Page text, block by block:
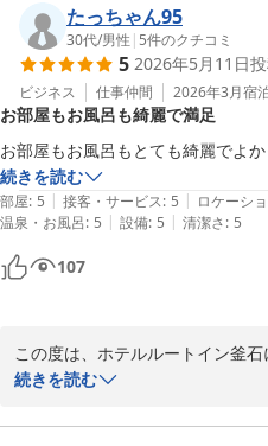
蛇口の仕様についてご使用時ご
ん。今後はご宿泊者様皆さまに
備面も改善して参りたいと思いま
また、よりご満足いただけるサー
一同、邁進して参ります。
今後も変わらぬご愛顧賜れますよ
またのご利用を心よりお待ちして
ホテル ルートイン釜石
たっちゃん95
30代/男性 | 5件のクチコミ
5 2026年5月11日
ビジネス 仕事仲間 2026年3月宿
お部屋もお風呂も綺麗で満足
続きを読む
部屋: 5 | 接客・サービス: 5 | ロケーシ
温泉・お風呂: 5 | 設備: 5 | 清潔さ: 5
107
この度は、ホテルルートイン釜
うございます。
す。
続きを読む